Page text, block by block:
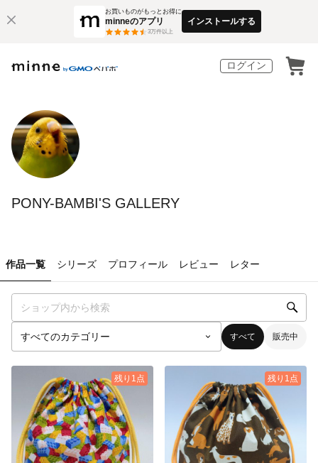
お買いものがもっとお得に
minneのアプリ
3万件以上
インストールする
ログイン
PONY-BAMBI'S GALLERY
作品一覧 シリーズ プロフィール レビュー レター
すべて 販売中
残り1点 残り1点